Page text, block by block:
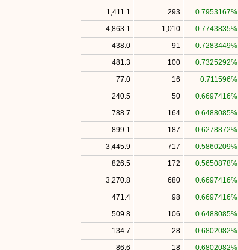
0.7953167%
293
1,411.1
0.7743835%
1,010
4,863.1
0.7283449%
91
438.0
0.7325292%
100
481.3
0.711596%
16
77.0
0.6697416%
50
240.5
0.6488085%
164
788.7
0.6278872%
187
899.1
0.5860209%
717
3,445.9
0.5650878%
172
826.5
0.6697416%
680
3,270.8
0.6697416%
98
471.4
0.6488085%
106
509.8
0.6802082%
28
134.7
0.6802082%
18
86.6